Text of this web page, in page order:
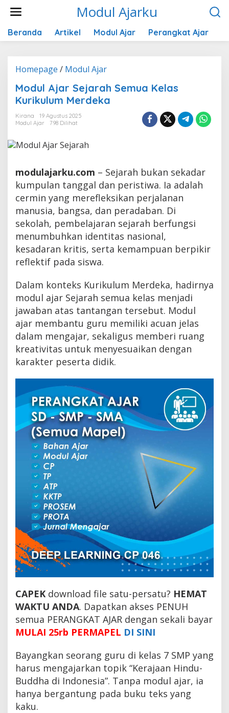
Modul Ajarku
Beranda Artikel Modul Ajar Perangkat Ajar
Homepage / Modul AjarModul
Sejarah
Semua
Kurikulum
Modul Ajar Sejarah Semua Kelas
Kurikulum Merdeka
Kirana
19 Agustus 2025
Modul Ajar
798 Dilihat
modulajarku.com – Sejarah bukan sekadar
kumpulan tanggal dan peristiwa. Ia adalah
cermin yang merefleksikan perjalanan
manusia, bangsa, dan peradaban. Di
sekolah, pembelajaran sejarah berfungsi
menumbuhkan identitas nasional,
kesadaran kritis, serta kemampuan berpikir
reflektif pada siswa.
Dalam konteks Kurikulum Merdeka, hadirnya
modul ajar Sejarah semua kelas menjadi
jawaban atas tantangan tersebut. Modul
ajar membantu guru memiliki acuan jelas
dalam mengajar, sekaligus memberi ruang
kreativitas untuk menyesuaikan dengan
karakter peserta didik.
CAPEK download file satu-persatu? HEMAT
WAKTU ANDA. Dapatkan akses PENUH
semua PERANGKAT AJAR dengan sekali bayar
MULAI 25rb PERMAPEL DI SINI
Bayangkan seorang guru di kelas 7 SMP yang
harus mengajarkan topik “Kerajaan Hindu-
Buddha di Indonesia”. Tanpa modul ajar, ia
hanya bergantung pada buku teks yang
kaku.